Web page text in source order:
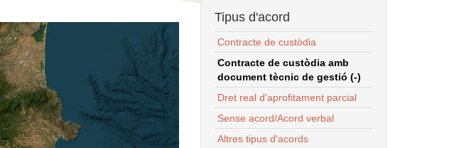
Tipus d'acord
Contracte de custòdia
Contracte de custòdia amb
document tècnic de gestió (-)
Dret real d'aprofitament parcial
Sense acord/Acord verbal
Altres tipus d'acords